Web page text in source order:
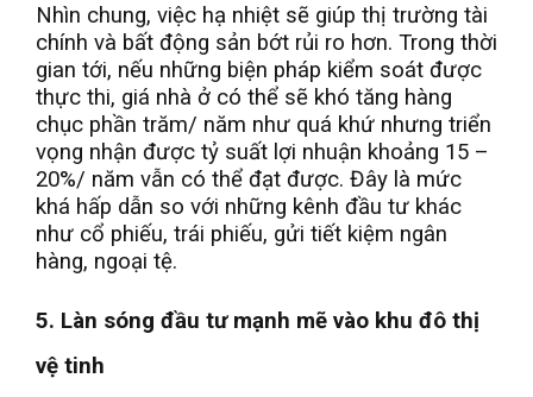
Nhìn chung, việc hạ nhiệt sẽ giúp thị trường tài
chính và bất động sản bớt rủi ro hơn. Trong thời
gian tới, nếu những biện pháp kiểm soát được
thực thi, giá nhà ở có thể sẽ khó tăng hàng
chục phần trăm/ năm như quá khứ nhưng triển
vọng nhận được tỷ suất lợi nhuận khoảng 15 –
20%/ năm vẫn có thể đạt được. Đây là mức
khá hấp dẫn so với những kênh đầu tư khác
như cổ phiếu, trái phiếu, gửi tiết kiệm ngân
hàng, ngoại tệ.
5. Làn sóng đầu tư mạnh mẽ vào khu đô thị
vệ tinh